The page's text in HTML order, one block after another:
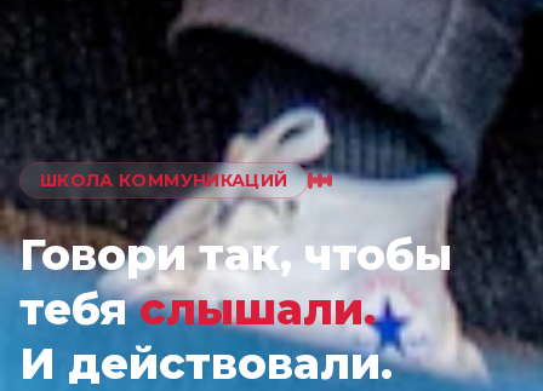
ШКОЛА КОММУНИКАЦИЙ
Говори так, чтобы
тебяслышали.
И действовали.